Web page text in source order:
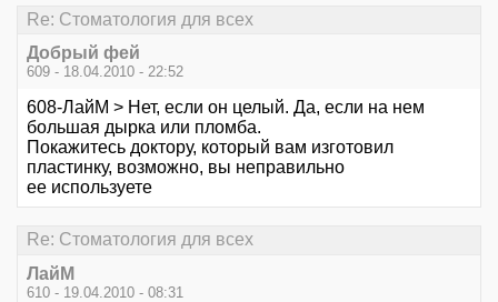
Re: Стоматология для всех
Добрый фей
609 - 18.04.2010 - 22:52
608-ЛайМ > Нет, если он целый. Да, если на нем
большая дырка или пломба.
Покажитесь доктору, который вам изготовил
пластинку, возможно, вы неправильно
ее используете
Re: Стоматология для всех
ЛайМ
610 - 19.04.2010 - 08:31